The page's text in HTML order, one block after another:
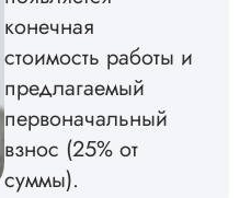
Все документы,
которые были у
на руках я
предоставила.
мысли что со
что-то прогорит или
конечная
стоимость работы и
предлагаемый
первоначальный
взнос (25% от
суммы).